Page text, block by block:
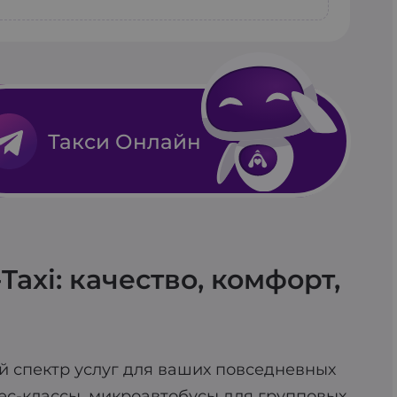
смартфоном или смарт-часами
найдет ближайшее авто и
Такси Онлайн
качество, комфорт,
услуг для ваших повседневных